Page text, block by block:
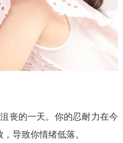
丧的一天。你的忍耐力在今
导致你情绪低落。